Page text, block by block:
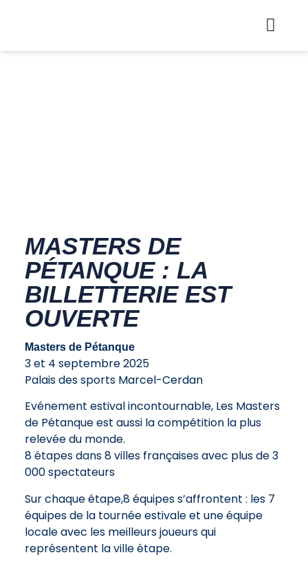
MASTERS DE
PÉTANQUE : LA
BILLETTERIE EST
OUVERTE
Masters de Pétanque
3 et 4 septembre 2025
Palais des sports Marcel-Cerdan
Evénement estival incontournable, Les Masters
de Pétanque est aussi la compétition la plus
relevée du monde.
8 étapes dans 8 villes françaises avec plus de 3
000 spectateurs
Sur chaque étape,8 équipes s’affrontent : les 7
équipes de la tournée estivale et une équipe
locale avec les meilleurs joueurs qui
représentent la ville étape.